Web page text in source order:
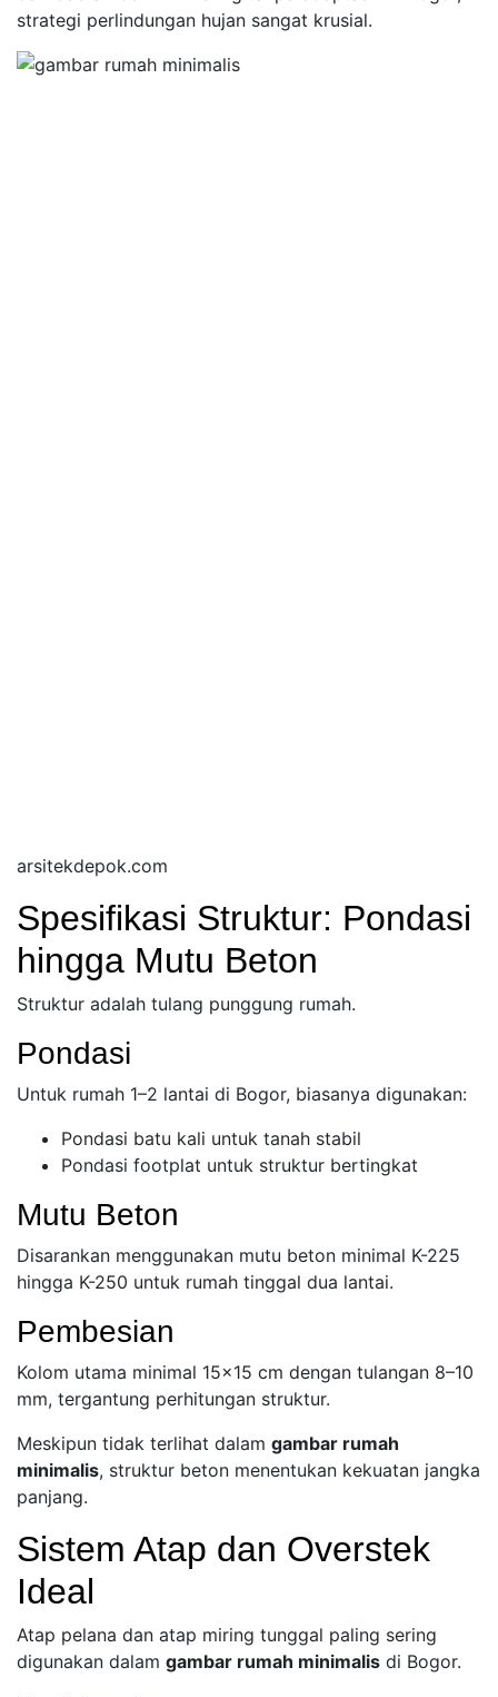
strategi perlindungan hujan sangat krusial.
arsitekdepok.com
Spesifikasi Struktur: Pondasi
hingga Mutu Beton
Struktur adalah tulang punggung rumah.
Pondasi
Untuk rumah 1–2 lantai di Bogor, biasanya digunakan:
Pondasi batu kali untuk tanah stabil
Pondasi footplat untuk struktur bertingkat
Mutu Beton
Disarankan menggunakan mutu beton minimal K-225
hingga K-250 untuk rumah tinggal dua lantai.
Pembesian
Kolom utama minimal 15×15 cm dengan tulangan 8–10
mm, tergantung perhitungan struktur.
Meskipun tidak terlihat dalam gambar rumah
minimalis, struktur beton menentukan kekuatan jangka
panjang.
Sistem Atap dan Overstek
Ideal
Atap pelana dan atap miring tunggal paling sering
digunakan dalam gambar rumah minimalis di Bogor.